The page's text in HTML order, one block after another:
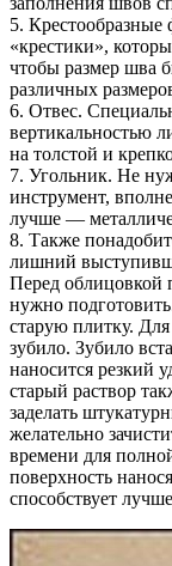
5.
«крестики»,
чтобы размер шва
различных
6. Отвес.
вертикальностью
на толстой и
7. Угольник. Не
инструмент,
лучше —
8. Также
лишний
Перед облицовкой
нужно
старую плитку.
зубило. Зубило
наносится резкий
старый раствор
заделать
желательно
времени для
поверхность
способствует